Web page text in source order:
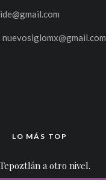
nuevosiglomx@gmail.com
LO MÁS TOP
a otro nivel.